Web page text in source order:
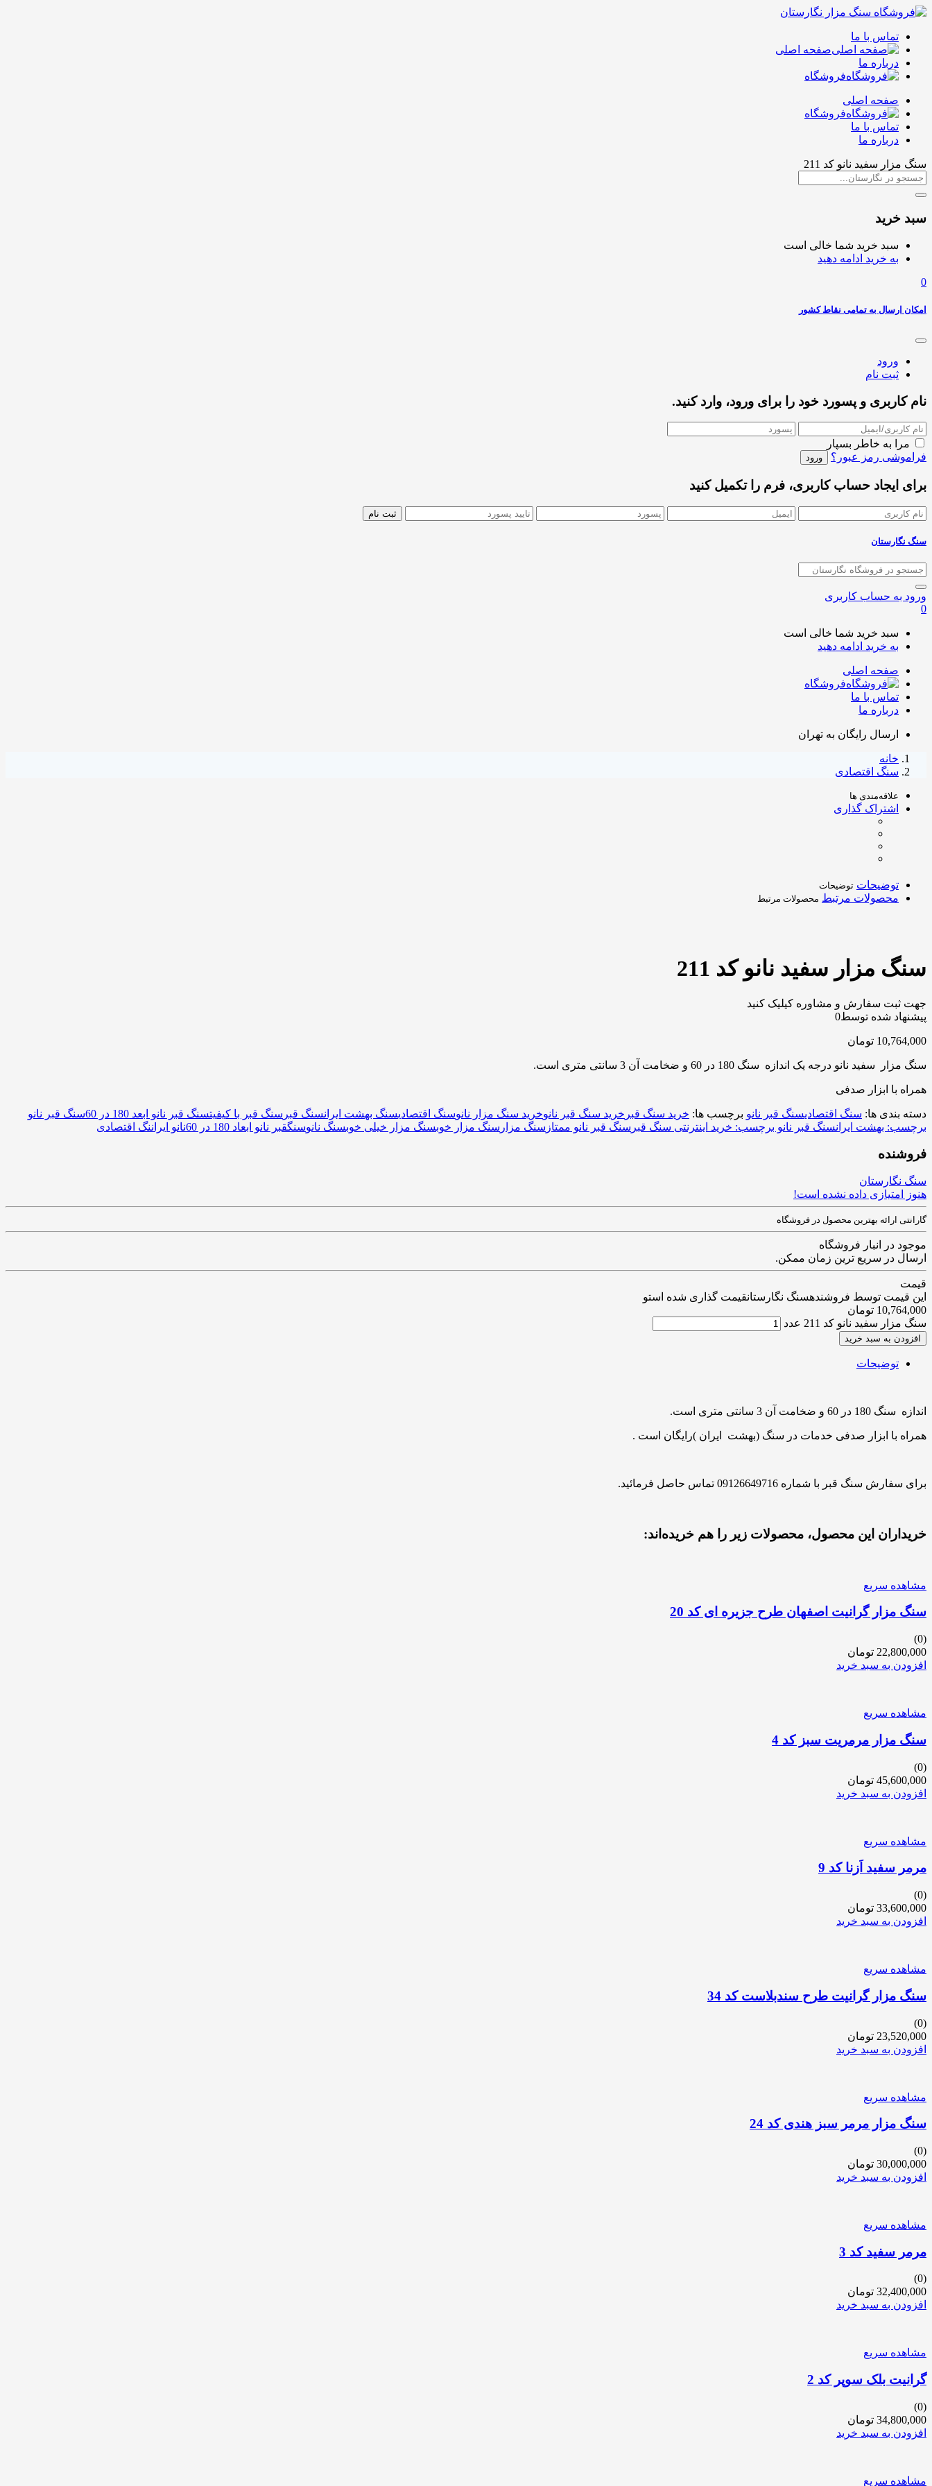
تماس با ما
صفحه اصلی
درباره ما
فروشگاه
صفحه اصلی
فروشگاه
تماس با ما
درباره ما
سنگ مزار سفید نانو کد 211
سبد خرید
سبد خرید شما خالی است
به خرید ادامه دهید
0
امکان ارسال به تمامی نقاط کشور
ورود
ثبت نام
نام کاربری و پسورد خود را برای ورود، وارد کنید.
مرا به خاطر بسپار
فراموشی رمز عبور؟
برای ایجاد حساب کاربری، فرم را تکمیل کنید
سنگ نگارستان
ورود به حساب کاربری
0
سبد خرید شما خالی است
به خرید ادامه دهید
صفحه اصلی
فروشگاه
تماس با ما
درباره ما
ارسال رایگان به تهران
خانه
سنگ اقتصادی
علاقه‌مندی ها
اشتراک گذاری
توضیحات توضیحات
محصولات مرتبط محصولات مرتبط
سنگ مزار سفید نانو کد 211
جهت ثبت سفارش و مشاوره کیلیک کنید
پیشنهاد شده توسط0
10,764,000 تومان
سنگ مزار سفید نانو درجه یک اندازه سنگ 180 در 60 و ضخامت آن 3 سانتی متری است.
همراه با ابزار صدفی
دسته بندی ها: سنگ اقتصادیسنگ قبر نانو برچسب ها: خرید سنگ قبر خرید سنگ قبر نانوخرید سنگ مزار نانوسنگ اقتصادیسنگ بهشت ایرانسنگ قبر سنگ قبر با کیفیتسنگ قبر نانو ابعد 180 در 60
سنگ قبر نانو
برچسب: بهشت ایرانسنگ قبر نانو برچسب: خرید اینترنتی سنگ قبر سنگ قبر نانو ممتاز سنگ مزار سنگ مزار خوبسنگ مزار خیلی خوبسنگ نانوسنگقبر نانو ابعاد 180 در 60 نانو ایراننگ اقتصادی
فروشنده
سنگ نگارستان
هنوز امتیازی داده نشده است!
گارانتی ارائه بهترین محصول در فروشگاه
موجود در انبار فروشگاه
ارسال در سریع ترین زمان ممکن.
قیمت
این قیمت توسط فروشندهسنگ نگارستانقیمت گذاری شده استو
10,764,000 تومان
سنگ مزار سفید نانو کد 211 عدد
افزودن به سبد خرید
توضیحات
اندازه سنگ 180 در 60 و ضخامت آن 3 سانتی متری است.
همراه با ابزار صدفی خدمات در سنگ (بهشت ایران )رایگان است .
برای سفارش سنگ قبر با شماره 09126649716 تماس حاصل فرمائید.
خریداران این محصول، محصولات زیر را هم خریده‌اند:
مشاهده سریع
سنگ مزار گرانیت اصفهان طرح جزیره ای کد 20
(0)
22,800,000 تومان
افزودن به سبد خرید
مشاهده سریع
سنگ مزار مرمریت سبز کد 4
(0)
45,600,000 تومان
افزودن به سبد خرید
مشاهده سریع
مرمر سفید اَزنا کد 9
(0)
33,600,000 تومان
افزودن به سبد خرید
مشاهده سریع
سنگ مزار گرانیت طرح سندبلاست کد 34
(0)
23,520,000 تومان
افزودن به سبد خرید
مشاهده سریع
سنگ مزار مرمر سبز هندی کد 24
(0)
30,000,000 تومان
افزودن به سبد خرید
مشاهده سریع
مرمر سفید کد 3
(0)
32,400,000 تومان
افزودن به سبد خرید
مشاهده سریع
گرانیت بلک سوپر کد 2
(0)
34,800,000 تومان
افزودن به سبد خرید
مشاهده سریع